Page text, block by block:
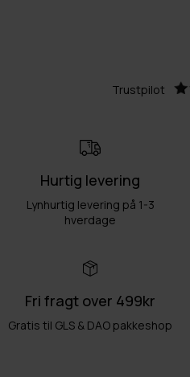
Trustpilot
Hurtig levering
Lynhurtig levering på 1-3
hverdage
Fri fragt over 499kr
Gratis til GLS & DAO pakkeshop